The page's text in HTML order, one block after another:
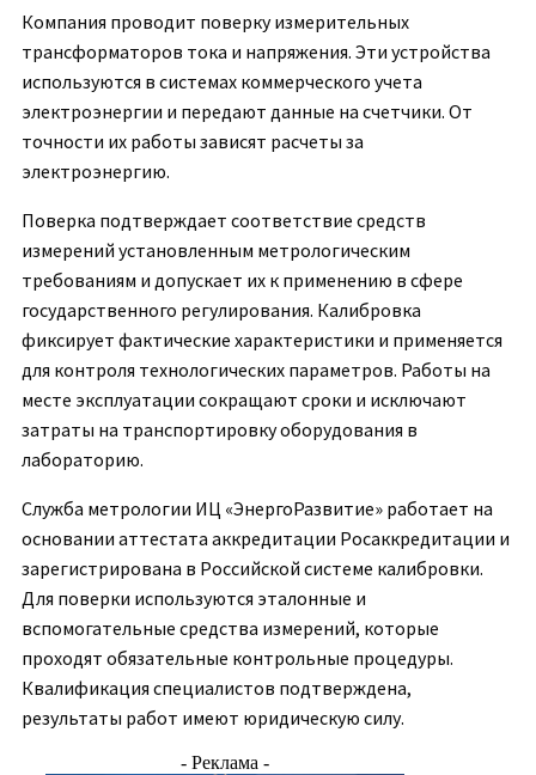
Компания проводит поверку измерительных
трансформаторов тока и напряжения. Эти устройства
используются в системах коммерческого учета
электроэнергии и передают данные на счетчики. От
точности их работы зависят расчеты за
электроэнергию.
Поверка подтверждает соответствие средств
измерений установленным метрологическим
требованиям и допускает их к применению в сфере
государственного регулирования. Калибровка
фиксирует фактические характеристики и применяется
для контроля технологических параметров. Работы на
месте эксплуатации сокращают сроки и исключают
затраты на транспортировку оборудования в
лабораторию.
Служба метрологии ИЦ «ЭнергоРазвитие» работает на
основании аттестата аккредитации Росаккредитации и
зарегистрирована в Российской системе калибровки.
Для поверки используются эталонные и
вспомогательные средства измерений, которые
проходят обязательные контрольные процедуры.
Квалификация специалистов подтверждена,
результаты работ имеют юридическую силу.
- Реклама -